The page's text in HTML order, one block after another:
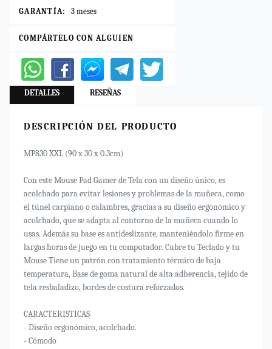
GARANTÍA: 3 meses
COMPÁRTELO CON ALGUIEN
DETALLES RESEÑAS
DESCRIPCIÓN DEL PRODUCTO
MP830 XXL (90 x 30 x 0.3cm)
Con este Mouse Pad Gamer de Tela con un diseño único, es
acolchado para evitar lesiones y problemas de la muñeca, como
el túnel carpiano o calambres, gracias a su diseño ergonómico y
acolchado, que se adapta al contorno de la muñeca cuando lo
usas. Además su base es antideslizante, manteniéndolo firme en
largas horas de juego en tu computador. Cubre tu Teclado y tu
Mouse Tiene un patrón con tratamiento térmico de baja
temperatura, Base de goma natural de alta adherencia, tejido de
tela resbaladizo, bordes de costura reforzados.
CARACTERISTICAS
- Diseño ergonómico, acolchado.
- Cómodo